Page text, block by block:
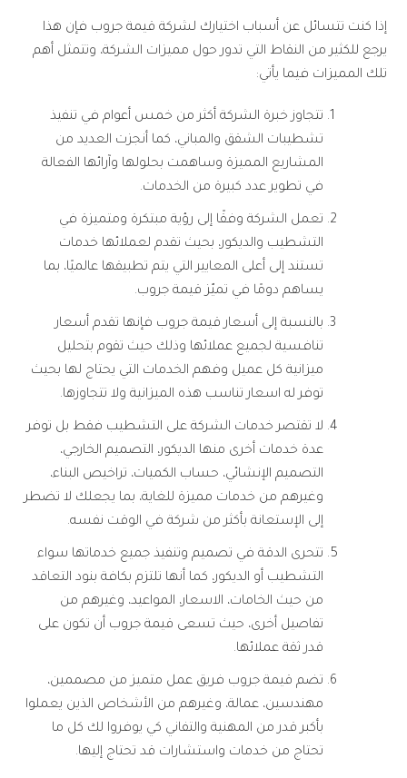
إذا كنت تتسائل عن أسباب اختيارك لشركة قيمة جروب فإن هذا
يرجع للكثير من النقاط التي تدور حول مميزات الشركة، وتتمثل أهم
تلك المميزات فيما يأتي:
تتجاوز خبرة الشركة أكثر من خمس أعوام في تنفيذ
تشطيبات الشقق والمباني، كما أنجزت العديد من
المشاريع المميزة وساهمت بحلولها وآرائها الفعالة
في تطوير عدد كبيرة من الخدمات.
تعمل الشركة وفقًا إلى رؤية مبتكرة ومتميزة في
التشطيب والديكور، بحيث تقدم لعملائها خدمات
تستند إلى أعلى المعايير التي يتم تطبيقها عالميًا، بما
يساهم دومًا في تميّز قيمة جروب.
بالنسبة إلى أسعار قيمة جروب فإنها تقدم أسعار
تنافسية لجميع عملائها وذلك حيث تقوم بتحليل
ميزانية كل عميل وفهم الخدمات التي يحتاج لها بحيث
توفر له اسعار تناسب هذه الميزانية ولا تتجاوزها.
لا تقتصر خدمات الشركة على التشطيب فقط بل توفر
عدة خدمات أخرى منها الديكور، التصميم الخارجي،
التصميم الإنشائي، حساب الكميات، تراخيص البناء،
وغيرهم من خدمات مميزة للغاية، بما يجعلك لا تضطر
إلى الإستعانة بأكثر من شركة في الوقت نفسه.
تتحرى الدقة في تصميم وتنفيذ جميع خدماتها سواء
التشطيب أو الديكور، كما أنها تلتزم بكافة بنود التعاقد
من حيث الخامات، الاسعار، المواعيد، وغيرهم من
تفاصيل أخرى، حيث تسعى قيمة جروب أن تكون على
قدر ثقة عملائها.
تضم قيمة جروب فريق عمل متميز من مصممين،
مهندسين، عمالة، وغيرهم من الأشخاص الذين يعملوا
بأكبر قدر من المهنية والتفاني كي يوفروا لك كل ما
تحتاج من خدمات واستشارات قد تحتاج إليها.